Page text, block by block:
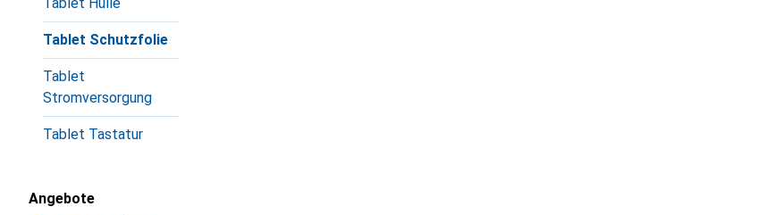
Tablet Schutzfolie
Tablet
Stromversorgung
Tablet Tastatur
Angebote